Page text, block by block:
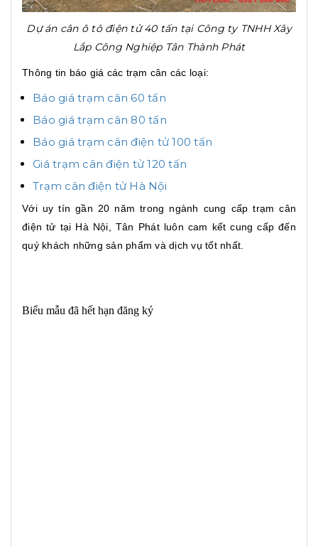
Dự án cân ô tô điện tử 40 tấn tại Công ty TNHH Xây
Lắp Công Nghiệp Tân Thành Phát
Thông tin báo giá các trạm cân các loại:
Báo giá trạm cân 60 tấn
Báo giá trạm cân 80 tấn
Báo giá trạm cân điện tử 100 tấn
Giá trạm cân điện tử 120 tấn
Trạm cân điện tử Hà Nội
Với uy tín gần 20 năm trong ngành cung cấp trạm cân
điện tử tại Hà Nội, Tân Phát luôn cam kết cung cấp đến
quý khách những sản phẩm và dịch vụ tốt nhất.